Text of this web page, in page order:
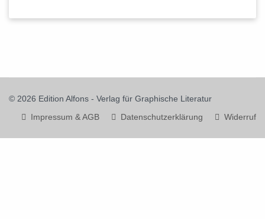
© 2026 Edition Alfons - Verlag für Graphische Literatur
Impressum & AGB
Datenschutzerklärung Widerruf